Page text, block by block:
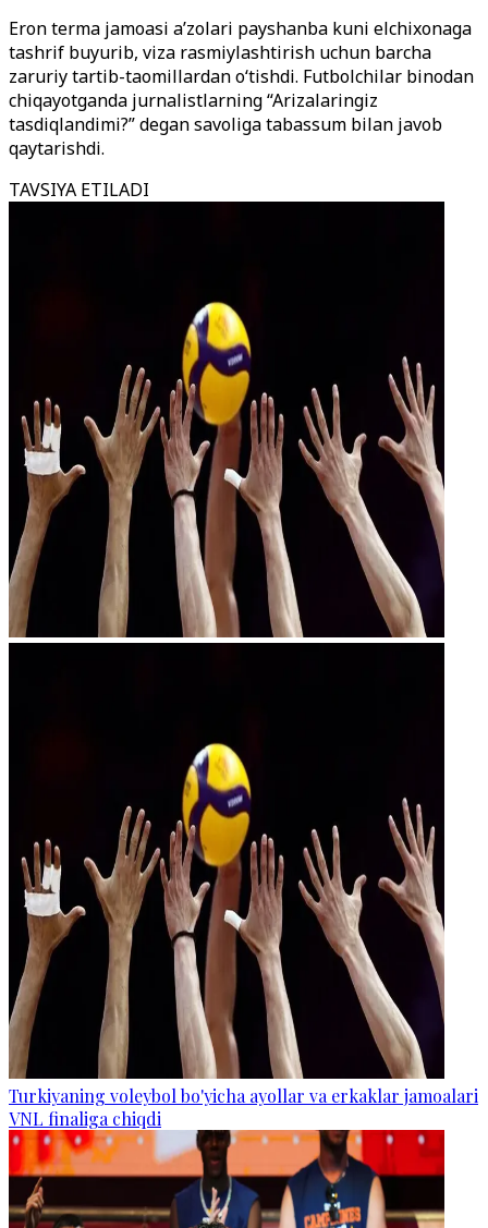
Eron terma jamoasi a’zolari payshanba kuni elchixonaga
tashrif buyurib, viza rasmiylashtirish uchun barcha
zaruriy tartib-taomillardan o‘tishdi. Futbolchilar binodan
chiqayotganda jurnalistlarning “Arizalaringiz
tasdiqlandimi?” degan savoliga tabassum bilan javob
qaytarishdi.
TAVSIYA ETILADI
Turkiyaning voleybol bo'yicha ayollar va erkaklar jamoalari
VNL finaliga chiqdi